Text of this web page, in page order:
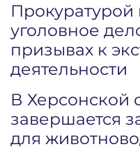
Прокуратурой
уголовное
призывах к
деятельности
В Херсонской
завершается
для